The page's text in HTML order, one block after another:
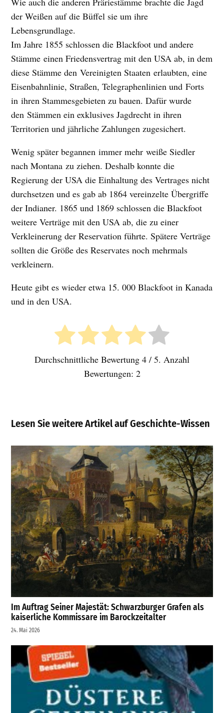
der Weißen auf die Büffel sie um ihre
Lebensgrundlage.
Im Jahre 1855 schlossen die Blackfoot und andere
Stämme einen Friedensvertrag mit den USA ab, in dem
diese Stämme den Vereinigten Staaten erlaubten, eine
Eisenbahnlinie, Straßen, Telegraphenlinien und Forts
in ihren Stammesgebieten zu bauen. Dafür wurde
den Stämmen ein exklusives Jagdrecht in ihren
Territorien und jährliche Zahlungen zugesichert.
Wenig später begannen immer mehr weiße Siedler
nach Montana zu ziehen. Deshalb konnte die
Regierung der USA die Einhaltung des Vertrages nicht
durchsetzen und es gab ab 1864 vereinzelte Übergriffe
der Indianer. 1865 und 1869 schlossen die Blackfoot
weitere Verträge mit den USA ab, die zu einer
Verkleinerung der Reservation führte. Spätere Verträge
sollten die Größe des Reservates noch mehrmals
verkleinern.
Heute gibt es wieder etwa 15. 000 Blackfoot in Kanada
und in den USA.
Durchschnittliche Bewertung 4 / 5. Anzahl
Bewertungen: 2
Lesen Sie weitere Artikel auf Geschichte-Wissen
Im Auftrag Seiner Majestät: Schwarzburger Grafen als
kaiserliche Kommissare im Barockzeitalter
24. Mai 2026